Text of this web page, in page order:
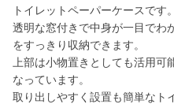
トイレットペーパーケースです。
透明な窓付きで中身が一目でわ
をすっきり収納できます。
上部は小物置きとしても活用
なっています。
取り出しやすく設置も簡単なト